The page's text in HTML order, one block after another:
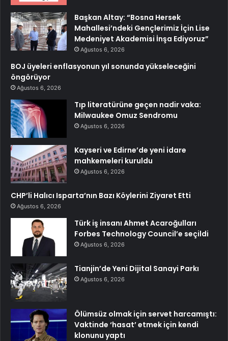
Başkan Altay: “Bosna Hersek
Mahallesi’ndeki Gençlerimiz İçin Lise
Medeniyet Akademisi İnşa Ediyoruz”
Ağustos 6, 2026
BOJ üyeleri enflasyonun yıl sonunda yükseleceğini
öngörüyor
Ağustos 6, 2026
Tıp literatürüne geçen nadir vaka:
Milwaukee Omuz Sendromu
Ağustos 6, 2026
Kayseri ve Edirne’de yeni idare
mahkemeleri kuruldu
Ağustos 6, 2026
CHP’li Halıcı Isparta’nın Bazı Köylerini Ziyaret Etti
Ağustos 6, 2026
Türk iş insanı Ahmet Acaroğulları
Forbes Technology Council’e seçildi
Ağustos 6, 2026
Tianjin’de Yeni Dijital Sanayi Parkı
Ağustos 6, 2026
Ölümsüz olmak için servet harcamıştı:
Vaktinde ‘hasat’ etmek için kendi
klonunu yaptı